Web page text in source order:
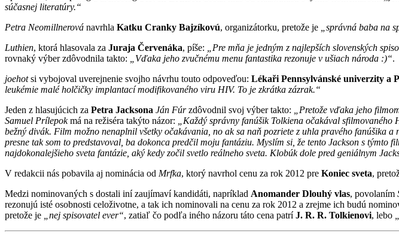
súčasnej literatúry.“
Petra Neomillnerová navrhla Katku Cranky Bajzíkovú, organizátorku, pretože je „správná baba na
Luthien, ktorá hlasovala za Juraja Červenáka, píše: „Pre mňa je jedným z najlepších slovenských
rovnaký výber zdôvodnila takto:
„Vďaka jeho zvučnému menu fantastika rezonuje v ušiach národa :)“.
joehotsi vybojoval uverejnenie svojho návrhu touto odpoveďou: Lékaři Pennsylvánské univerzity a
leukémie malé holčičky implantací modifikovaného viru HIV. To je zkrátka zázrak.“
Jeden z hlasujúcich za Petra Jacksona Ján Fúrzdôvodnil svoj výber takto:
„Pretože vďaka jeho
Samuel Prílepokmá na režiséra takýto názor:
„Každý správny fanúšik Tolkiena očakával
bežný divák. Film možno nenaplnil všetky očakávania, no ak sa naň pozriete z uhla pravého fanúšika
presne tak som to predstavoval, ba dokonca predčil moju fantáziu. Myslím si, že tento Jackson s
najdokonalejšieho sveta fantázie, aký kedy zočil svetlo reálneho sveta. Klobúk dole pred geniálnym
V redakcii nás pobavila aj nominácia od Mrfka, ktorý navrhol cenu za rok 2012 pre Koniec sveta,
Medzi nominovaných s dostali iní zaujímaví kandidáti, napríklad Anomander Dlouhý vlas, povolaním
rezonujú isté osobnosti celoživotne, a tak ich nominovali na cenu za rok 2012 a zrejme ich budú
pretože je
„nej spisovatel ever“, zatiaľ čo podľa iného názoru táto cena patríJ. R. R. Tolkienovi, lebo